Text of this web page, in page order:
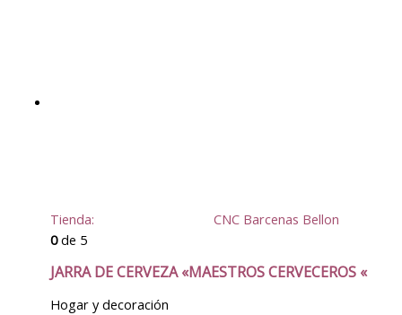
Tienda:
CNC Barcenas Bellon
0de 5
JARRA DE CERVEZA «MAESTROS CERVECEROS «
Hogar y decoración